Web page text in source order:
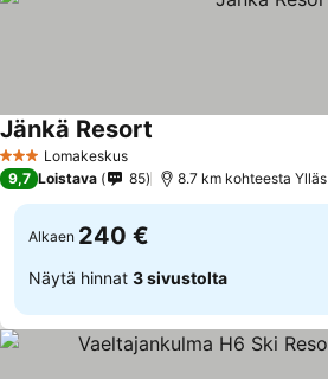
3 Tähtiluokitus
Lomakeskus
Jänkä Resort
9,7 Loistava 85 8.7 km kohteesta Ylläs
Alkaen 240 €
Näytä hinnat 3 sivustolta